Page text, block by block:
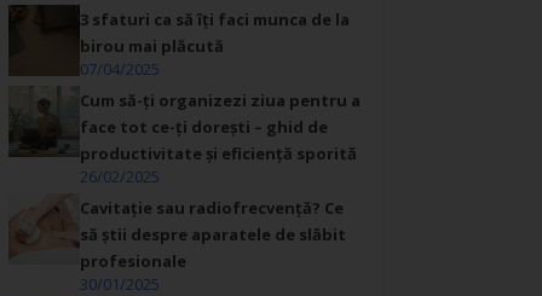
3 sfaturi ca să îți faci munca de la
birou mai plăcută
07/04/2025
Cum să-ți organizezi ziua pentru a
face tot ce-ți dorești – ghid de
productivitate și eficiență sporită
26/02/2025
Cavitație sau radiofrecvență? Ce
să știi despre aparatele de slăbit
profesionale
30/01/2025